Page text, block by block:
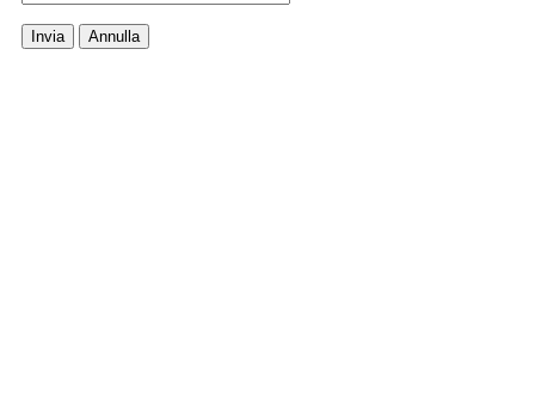
Invia Annulla